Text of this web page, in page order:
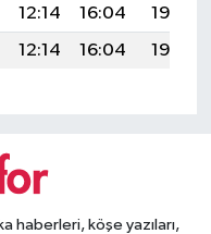
12:14 16:04
19:16
12:14 16:04 19:15
haberleri, köşe yazıları,